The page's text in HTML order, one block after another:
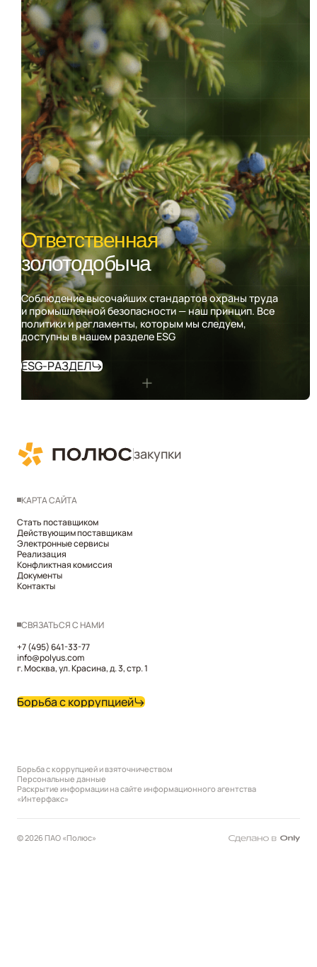
Ответственная
золотодобыча
Соблюдение высочайших стандартов охраны труда
и промышленной безопасности — наш принцип. Все
политики и регламенты, которым мы следуем,
доступны в нашем разделе ESG
ESG-РАЗДЕЛ
закупки
КАРТА САЙТА
Стать поставщиком
Действующим поставщикам
Электронные сервисы
Реализация
Конфликтная комиссия
Документы
Контакты
СВЯЗАТЬСЯ С НАМИ
+7 (495) 641-33-77
info@polyus.com
г. Москва, ул. Красина, д. 3, стр. 1
Борьба с коррупцией
Борьба с коррупцией и взяточничеством
Персональные данные
Раскрытие информации на сайте информационного агентства
«Интерфакс»
© 2026 ПАО «Полюс»